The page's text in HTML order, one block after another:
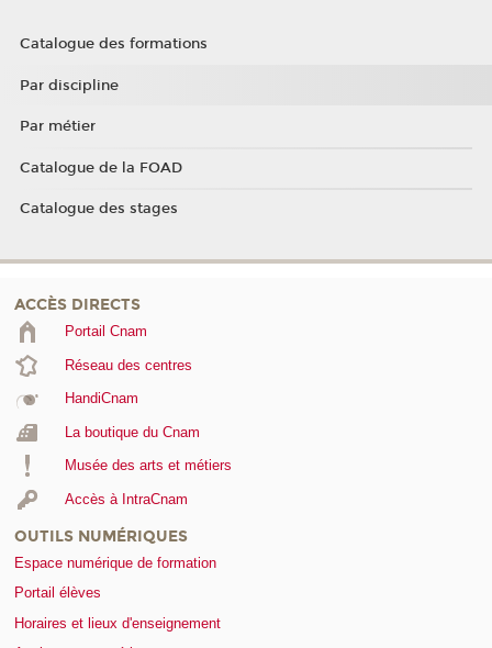
Catalogue des formations
Par discipline
Par métier
Catalogue de la FOAD
Catalogue des stages
ACCÈS DIRECTS
Portail Cnam
Réseau des centres
HandiCnam
La boutique du Cnam
Musée des arts et métiers
Accès à IntraCnam
OUTILS NUMÉRIQUES
Espace numérique de formation
Portail élèves
Horaires et lieux d'enseignement